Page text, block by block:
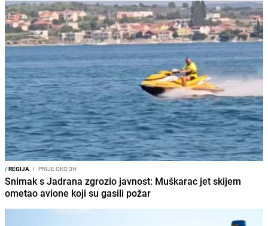
/REGIJA I PRIJE OKO 3H
Snimak s Jadrana zgrozio javnost: Muškarac jet skijem
ometao avione koji su gasili požar